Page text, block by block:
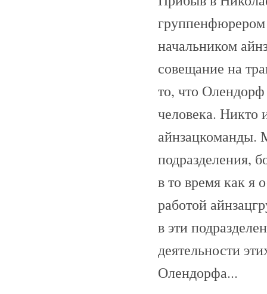
начальником
совещание на
то, что
человека. Никто
айнзацкоманды.
подразделения,
в то время как я
работой
в эти
деятельности
Олендорфа...